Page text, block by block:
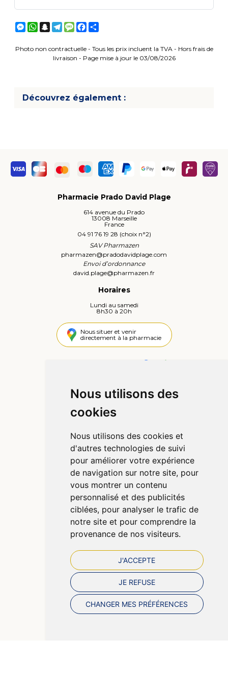
Nous utilisons des
cookies
Nous utilisons des cookies et
d'autres technologies de suivi
pour améliorer votre expérience
de navigation sur notre site, pour
vous montrer un contenu
personnalisé et des publicités
ciblées, pour analyser le trafic de
notre site et pour comprendre la
provenance de nos visiteurs.
J'ACCEPTE
JE REFUSE
CHANGER MES PRÉFÉRENCES
Messenger
WhatsApp
Snapchat
Telegram
MessageFacebook
Photo non contractuelle - Tous les prix incluent la TVA - Hors frais de
livraison - Page mise à jour le 03/08/2026
Découvrez également :
Pharmacie Prado David Plage
614 avenue du Prado
13008 Marseille
France
04 91 76 19 28 (choix n°2)
SAV Pharmazen
pharmazen@pradodavidplage.com
Envoi d’ordonnance
david.plage@pharmazen.fr
Horaires
Lundi au samedi
8h30 à 20h
Nous situer et venir
directement à la pharmacie
Informations
Qui sommes-nous ?
Déclarer un effet indésirable
Mentions légales
CGV
Données personnelles
Cookies
Préférences Cookies